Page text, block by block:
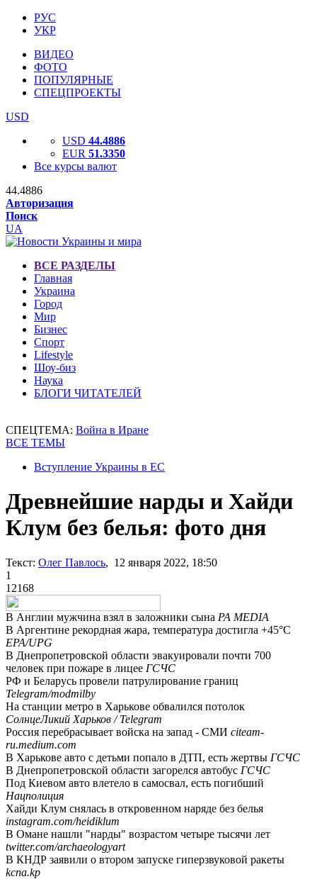
РУС
УКР
ВИДЕО
ФОТО
ПОПУЛЯРНЫЕ
СПЕЦПРОЕКТЫ
USD
USD 44.4886
EUR 51.3350
Все курсы валют
44.4886
Авторизация
Поиск
UA
ВСЕ РАЗДЕЛЫ
Главная
Украина
Город
Мир
Бизнес
Спорт
Lifestyle
Шоу-биз
Наука
БЛОГИ ЧИТАТЕЛЕЙ
СПЕЦТЕМА: Война в Иране
ВСЕ ТЕМЫ
Вступление Украины в ЕС
Древнейшие нарды и Хайди
Клум без белья: фото дня
Текст: Олег Павлось, 12 января 2022, 18:50
1
12168
В Англии мужчина взял в заложники сына PA MEDIA
В Аргентине рекордная жара, температура достигла +45°С
EPA/UPG
В Днепропетровской области эвакуировали почти 700
человек при пожаре в лицее ГСЧС
РФ и Беларусь провели патрулирование границ
Telegram/modmilby
На станции метро в Харькове обвалился потолок
СолнцеЛикий Харьков / Telegram
Россия перебрасывает войска на запад - СМИ citeam-
ru.medium.com
В Харькове авто с детьми попало в ДТП, есть жертвы ГСЧС
В Днепропетровской области загорелся автобус ГСЧС
Под Киевом авто влетело в самосвал, есть погибший
Нацполиция
Хайди Клум снялась в откровенном наряде без белья
instagram.com/heidiklum
В Омане нашли "нарды" возрастом четыре тысячи лет
twitter.com/archaeologyart
В КНДР заявили о втором запуске гиперзвуковой ракеты
kcna.kp